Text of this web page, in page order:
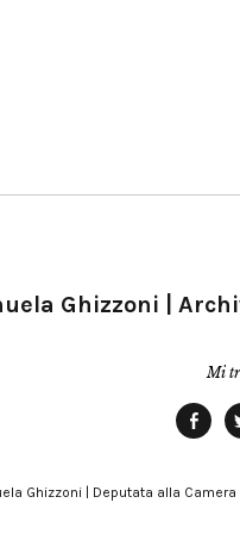
Ghizzoni |
Mi
Ghizzoni | Deputata alla Camera |